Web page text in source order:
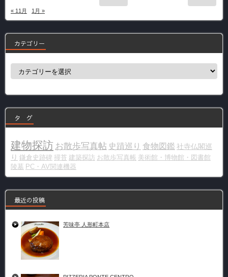
« 11月 1月 »
カテゴリー
カ
ー
タ グ
建物探訪 お散歩写真帖 史蹟巡り 食物図鑑 社寺仏閣巡
り 鎌倉史跡碑 掃苔 建築探訪 お散歩写真帳 美術館・博物館・図書館
陵墓 PC・AV関連機器
最近の投稿
芳味亭 人形町本店